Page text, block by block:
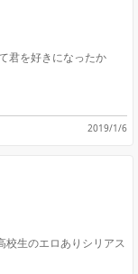
2019/1/6
校生のエロありシリアス